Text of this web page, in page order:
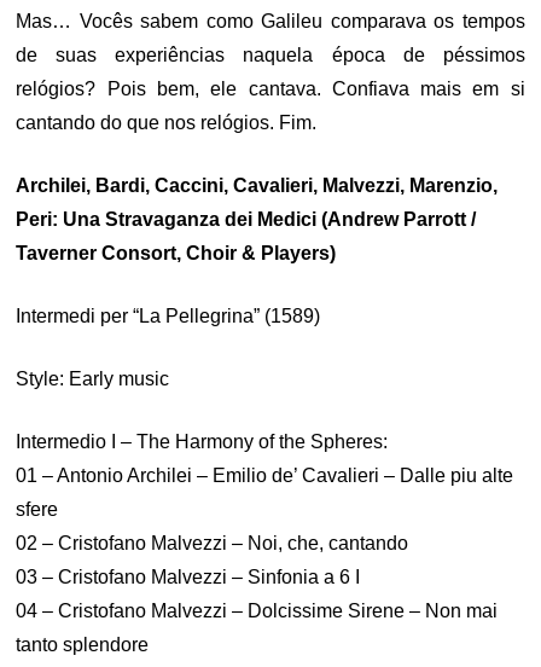
Mas… Vocês sabem como Galileu comparava os tempos
de suas experiências naquela época de péssimos
relógios? Pois bem, ele cantava. Confiava mais em si
cantando do que nos relógios. Fim.
Archilei, Bardi, Caccini, Cavalieri, Malvezzi, Marenzio,
Peri: Una Stravaganza dei Medici (Andrew Parrott /
Taverner Consort, Choir & Players)
Intermedi per “La Pellegrina” (1589)
Style: Early music
Intermedio I – The Harmony of the Spheres:
01 – Antonio Archilei – Emilio de’ Cavalieri – Dalle piu alte
sfere
02 – Cristofano Malvezzi – Noi, che, cantando
03 – Cristofano Malvezzi – Sinfonia a 6 I
04 – Cristofano Malvezzi – Dolcissime Sirene – Non mai
tanto splendore